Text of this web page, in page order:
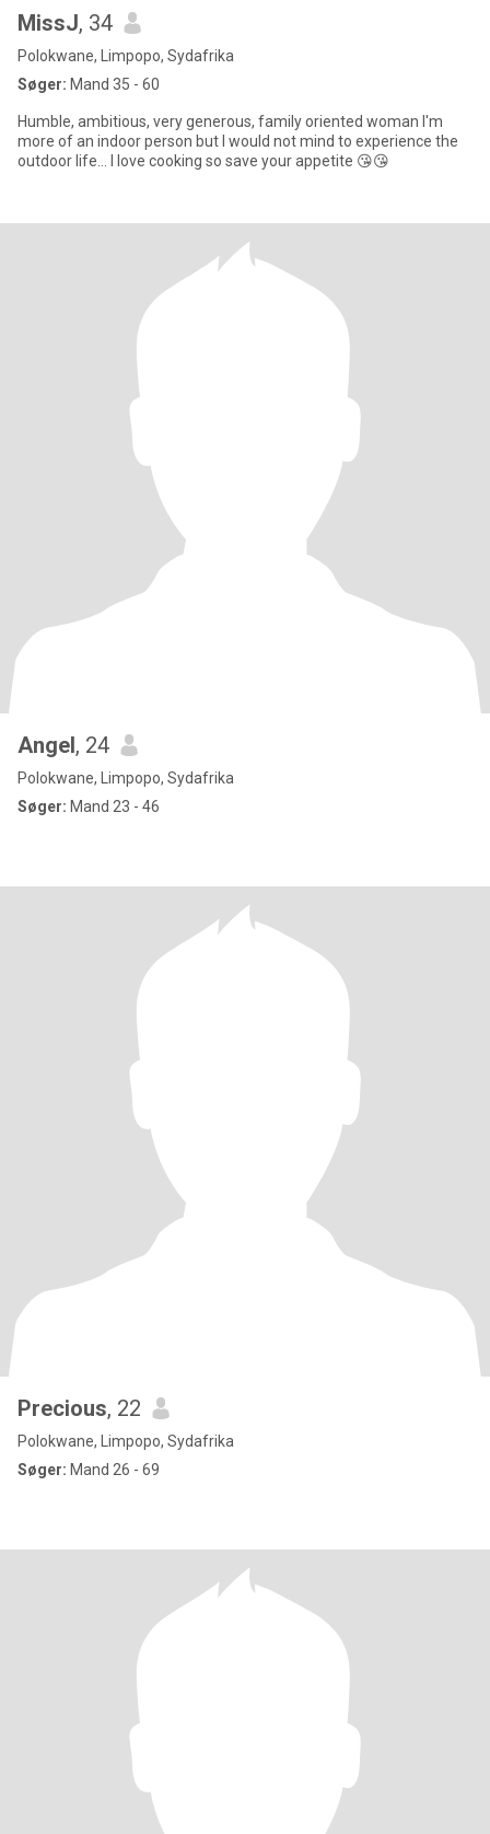
MissJ, 34
Polokwane, Limpopo, Sydafrika
Søger: Mand 35 - 60
Humble, ambitious, very generous, family oriented woman I'm
more of an indoor person but I would not mind to experience the
outdoor life... I love cooking so save your appetite 😘😘
Angel, 24
Polokwane, Limpopo, Sydafrika
Søger: Mand 23 - 46
Precious, 22
Polokwane, Limpopo, Sydafrika
Søger: Mand 26 - 69